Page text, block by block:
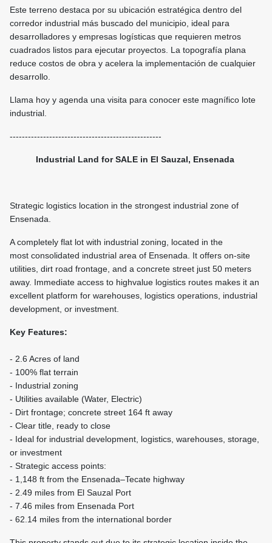
Este terreno destaca por su ubicación estratégica dentro del
corredor industrial más buscado del municipio, ideal para
desarrolladores y empresas logísticas que requieren metros
cuadrados listos para ejecutar proyectos. La topografía plana
reduce costos de obra y acelera la implementación de cualquier
desarrollo.
Llama hoy y agenda una visita para conocer este magnífico lote
industrial.
--------------------------------------------------
Industrial Land for SALE in El Sauzal, Ensenada
Strategic logistics location in the strongest industrial zone of
Ensenada.
A completely flat lot with industrial zoning, located in the
most consolidated industrial area of Ensenada. It offers on-site
utilities, dirt road frontage, and a concrete street just 50 meters
away. Immediate access to highvalue logistics routes makes it an
excellent platform for warehouses, logistics operations, industrial
development, or investment.
Key Features:
- 2.6 Acres of land
- 100% flat terrain
- Industrial zoning
- Utilities available (Water, Electric)
- Dirt frontage; concrete street 164 ft away
- Clear title, ready to close
- Ideal for industrial development, logistics, warehouses, storage,
or investment
- Strategic access points:
- 1,148 ft from the Ensenada–Tecate highway
- 2.49 miles from El Sauzal Port
- 7.46 miles from Ensenada Port
- 62.14 miles from the international border